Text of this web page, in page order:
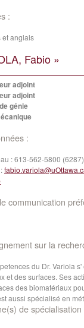
:
et anglais
Fabio »
adjoint
adjoint
génie
:
:613-562-5800 (6287)
communication
sur la
du Dr. Variola
et des surfaces. Ses
des biomatériaux
aussi spécialisé en
de spécialisation